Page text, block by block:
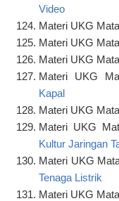
Video
Materi UKG
Materi UKG
Materi UKG
Materi UKG
Kapal
Materi UKG
Materi UKG
Kultur Jaringan
Materi UKG
Tenaga Listrik
Materi UKG